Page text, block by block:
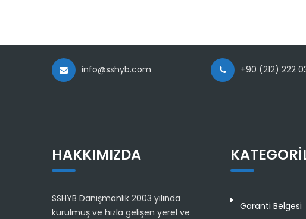
info@sshyb.com +90 (212) 222
HAKKIMIZDA
SSHYB Danışmanlık 2003 yılında
kurulmuş ve hızla gelişen yerel ve
Garanti Belgesi